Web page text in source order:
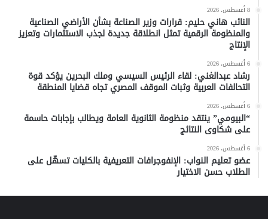
8 أغسطس، 2026
النائب هاني حليم: قرارات وزير الصناعة بشأن الأراضي الصناعية
والمنظومة الرقمية تمثل انطلاقة جديدة لجذب الاستثمارات وتعزيز
الإنتاج
6 أغسطس، 2026
رشاد عبدالغني: لقاء الرئيس السيسي وملك البحرين يؤكد قوة
التحالفات العربية وثبات الموقف المصري تجاه قضايا المنطقة
6 أغسطس، 2026
“البيومي” ينتقد منظومة الثانوية العامة ويطالب بإجابات حاسمة
على شكاوى النتائج
6 أغسطس، 2026
عضو تعليم النواب: الإنفوجرافات التعريفية بالكليات تسهّل على
الطلاب حسن الاختيار